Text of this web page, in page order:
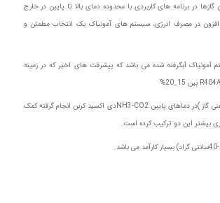
گازها در برنامه های کاربردی با محدوده دمای بالا تا پایین در خارج
افزون در مصرف انرژی، سیستم های آمونیاک یک انتخاب مطمئن و
آبگرفته شده می باشد که پیشرفت های اخیر که در زمینه
کارآمدتر از همتای خود یعنی گاز )در دماهای پایین NH3-CO2دی اکسید کربن انجام گرفته کمک
بیشتر این دو ترکیب کرده است.